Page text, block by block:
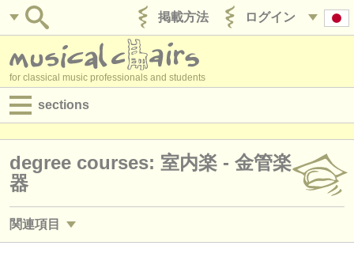
ログイン
掲載方法
for classical music professionals and students
sections
求人情報 (演奏関係の職)
求人情報 (管理者関連の職)
degree courses: 室内楽 - 金管楽
器
関連項目